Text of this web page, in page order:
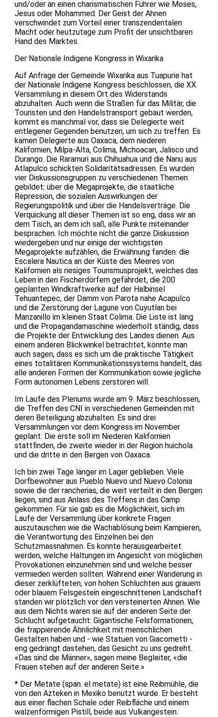
und/oder an einen charismatischen Führer wie Moses,
Jesus oder Mohammed. Der Geist der Ahnen
verschwindet zum Vorteil einer transzendentalen
Macht oder heutzutage zum Profit der unsichtbaren
Hand des Marktes.
Der Nationale Indigene Kongress in Wixarika
Auf Anfrage der Gemeinde Wixarika aus Tuapurie hat
der Nationale Indigene Kongress beschlossen, die XX.
Versammlung in diesem Ort des Widerstands
abzuhalten. Auch wenn die Straßen für das Militär, die
Touristen und den Handelstransport gebaut werden,
kommt es manchmal vor, dass sie Delegierte weit
entlegener Gegenden benutzen, um sich zu treffen. Es
kamen Delegierte aus Oaxaca, dem niederen
Kalifornien, Milpa-Alta, Colima, Michoacan, Jalisco und
Durango. Die Raramuri aus Chihuahua und die Nanu aus
Atlapulco schickten Solidaritätsadressen. Es wurden
vier Diskussionsgruppen zu verschiedenen Themen
gebildet: über die Megaprojekte, die staatliche
Repression, die sozialen Auswirkungen der
Regierungspolitik und über die Handelsverträge. Die
Verquickung all dieser Themen ist so eng, dass wir an
dem Tisch, an dem ich saß, alle Punkte miteinander
besprachen. Ich möchte nicht die ganze Diskussion
wiedergeben und nur einige der wichtigsten
Megaprojekte aufzählen, die Erwähnung fanden: die
Escalera Nautica an der Küste des Meeres von
Kalifornien als riesiges Tourismusprojekt, welches das
Leben in den Fischerdörfern gefährdet, die 200
geplanten Windkraftwerke auf der Halbinsel
Tehuantepec, der Damm von Parota nahe Acapulco
und die Zerstörung der Lagune von Cuyutlan bei
Manzanillo im kleinen Staat Colima. Die Liste ist lang
und die Propagandamaschine wiederholt ständig, dass
die Projekte der Entwicklung des Landes dienen. Aus
einem anderen Blickwinkel betrachtet, könnte man
auch sagen, dass es sich um die praktische Tätigkeit
eines totalitären Kommunikationssystems handelt, das
alle anderen Formen der Kommunikation sowie jegliche
Form autonomen Lebens zerstören will.
Im Laufe des Plenums wurde am 9. März beschlossen,
die Treffen des CNI in verschiedenen Gemeinden mit
deren Beteiligung abzuhalten. Es sind drei
Versammlungen vor dem Kongress im November
geplant. Die erste soll im Niederen Kalifornien
stattfinden, die zweite wieder in der Region huichola
und die dritte in den Bergen von Oaxaca.
Ich bin zwei Tage länger im Lager geblieben. Viele
Dorfbewohner aus Pueblo Nuevo und Nuevo Colonia
sowie die der rancherias, die weit verteilt in den Bergen
liegen, sind aus Anlass des Treffens in das Camp
gekommen. Für sie gab es die Möglichkeit, sich im
Laufe der Versammlung über konkrete Fragen
auszutauschen wie die Wachablösung beim Kampieren,
die Verantwortung des Einzelnen bei den
Schutzmassnahmen. Es konnte herausgearbeitet
werden, welche Haltungen im Angesicht von möglichen
Provokationen einzunehmen sind und welche besser
vermieden werden sollten. Während einer Wanderung in
dieser zerklüfteten, von hohen Schluchten aus grauem
oder blauem Felsgestein eingeschnittenen Landschaft
standen wir plötzlich vor den versteinerten Ahnen. Wie
aus dem Nichts waren sie auf der anderen Seite der
Schlucht aufgetaucht: Gigantische Felsformationen,
die frappierende Ähnlichkeit mit menschlichen
Gestalten haben und - wie Statuen von Giacometti -
eng gedrängt dastehen, das Gesicht zu uns gedreht.
«Das sind die Männer», sagen meine Begleiter, «die
Frauen stehen auf der anderen Seite.»
* Der Metate (span. el metate) ist eine Reibmühle, die
von den Azteken in Mexiko benutzt wurde. Er besteht
aus einer flachen Schale oder Reibfläche und einem
walzenförmigen Pistill, beide aus Vulkangestein.